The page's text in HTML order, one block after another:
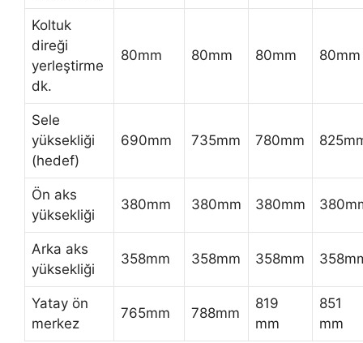
Koltuk
direği
yerleştirme
dk.
80mm 80mm 80mm 80mm
Sele
yüksekliği
(hedef)
690mm 735mm 780mm
Ön aks
yüksekliği
380mm 380mm 380mm
Arka aks
yüksekliği
358mm 358mm 358mm
Yatay ön
merkez
765mm 788mm
819
mm
851
mm